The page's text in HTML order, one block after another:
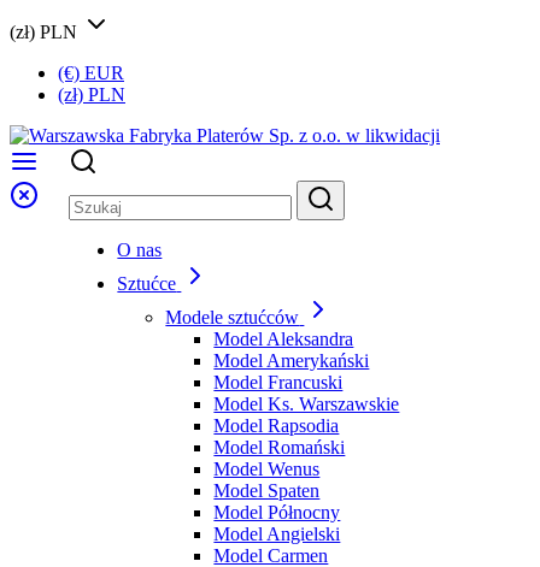
(zł) PLN
(€) EUR
(zł) PLN
O nas
Sztućce
Modele sztućców
Model Aleksandra
Model Amerykański
Model Francuski
Model Ks. Warszawskie
Model Rapsodia
Model Romański
Model Wenus
Model Spaten
Model Północny
Model Angielski
Model Carmen